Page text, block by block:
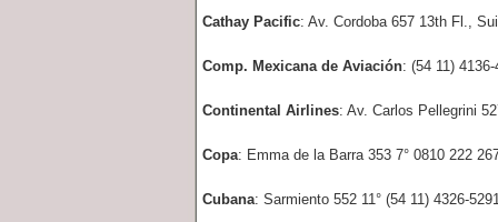
Cathay Pacific: Av. Cordoba 657 13th Fl.,
Comp. Mexicana de Aviación: (54 11)
Continental Airlines: Av. Carlos Pellegrini
Copa: Emma de la Barra 353 7° 0810 222
Cubana: Sarmiento 552 11° (54 11) 4326-